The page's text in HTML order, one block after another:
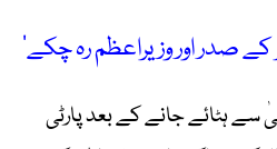
کے صدر اور وزیراعظم رہ چکے‘
سے ہٹائے جانے کے بعد پارٹی